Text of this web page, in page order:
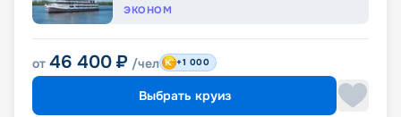
ЭКОНОМ
от 46 400 ₽ /чел +1 000
Выбрать круиз